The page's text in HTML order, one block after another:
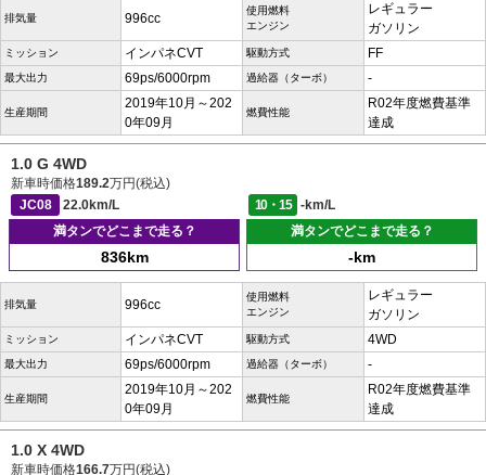
排気量 996cc
使用燃料
エンジン
レギュラー
ガソリン
ミッション インパネCVT 駆動方式 FF
最大出力 69ps/6000rpm 過給器（ターボ） -
生産期間
2019年10月～202
0年09月
燃費性能
R02年度燃費基準
達成
1.0 G 4WD
新車時価格189.2万円(税込)
JC08
22.0km/L 10・15
-km/L
満タンでどこまで走る？
836km
満タンでどこまで走る？
-km
排気量 996cc
使用燃料
エンジン
レギュラー
ガソリン
ミッション インパネCVT 駆動方式 4WD
最大出力 69ps/6000rpm 過給器（ターボ） -
生産期間
2019年10月～202
0年09月
燃費性能
R02年度燃費基準
達成
1.0 X 4WD
新車時価格166.7万円(税込)